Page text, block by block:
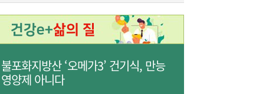
16:57
VIP운용, 정부안으론 주가 누르기 못 막는
불포화지방산 ‘오메가3’ 건기식, 만능
영양제 아니다